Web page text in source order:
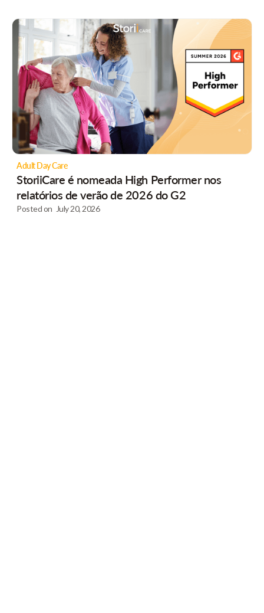
Adult Day Care
StoriiCare é nomeada High Performer nos
relatórios de verão de 2026 do G2
Posted on July 20, 2026